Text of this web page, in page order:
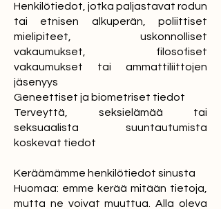
Henkilötiedot, jotka paljastavat rodun
tai etnisen alkuperän, poliittiset
mielipiteet, uskonnolliset
vakaumukset, filosofiset
vakaumukset tai ammattiliittojen
jäsenyys
Geneettiset ja biometriset tiedot
Terveyttä, seksielämää tai
seksuaalista suuntautumista
koskevat tiedot
Keräämämme henkilötiedot sinusta
Huomaa: emme kerää mitään tietoja,
mutta ne voivat muuttua. Alla oleva